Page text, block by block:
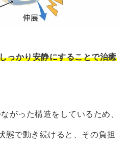
っかり安静にすることで治癒
がった構造をしているため、
態で動き続けると、その負担